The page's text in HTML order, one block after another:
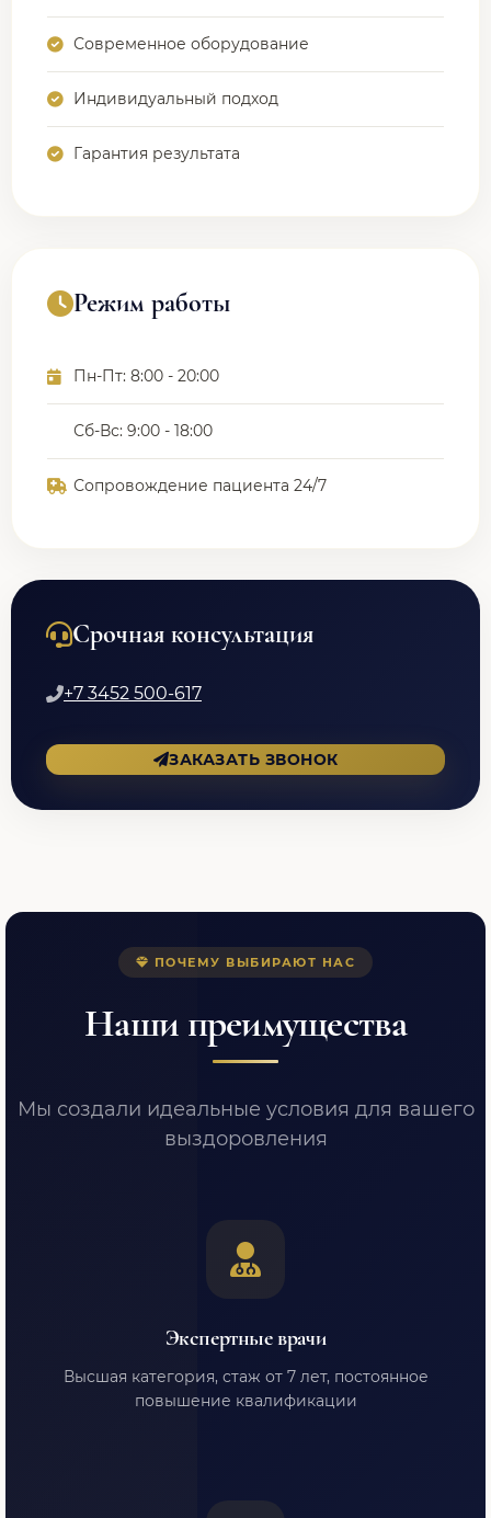
Современное оборудование
Индивидуальный подход
Гарантия результата
Режим работы
Пн-Пт: 8:00 - 20:00
Сб-Вс: 9:00 - 18:00
Сопровождение пациента 24/7
Срочная консультация
+7 3452 500-617
ЗАКАЗАТЬ ЗВОНОК
ПОЧЕМУ ВЫБИРАЮТ НАС
Наши преимущества
Мы создали идеальные условия для вашего
выздоровления
Экспертные врачи
Высшая категория, стаж от 7 лет, постоянное
повышение квалификации